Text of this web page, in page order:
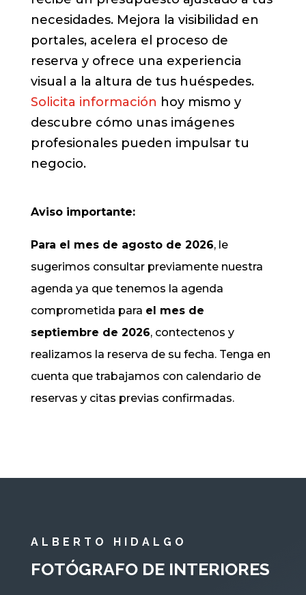
necesidades. Mejora la visibilidad en
portales, acelera el proceso de
reserva y ofrece una experiencia
visual a la altura de tus huéspedes.
Solicita información hoy mismo y
descubre cómo unas imágenes
profesionales pueden impulsar tu
negocio.
Aviso importante:
Para el mes de agosto de 2026, le
sugerimos consultar previamente nuestra
agenda ya que tenemos la agenda
comprometida para el mes de
septiembre de 2026, contectenos y
realizamos la reserva de su fecha. Tenga en
cuenta que trabajamos con calendario de
reservas y citas previas confirmadas.
ALBERTO HIDALGO
FOTÓGRAFO DE INTERIORES